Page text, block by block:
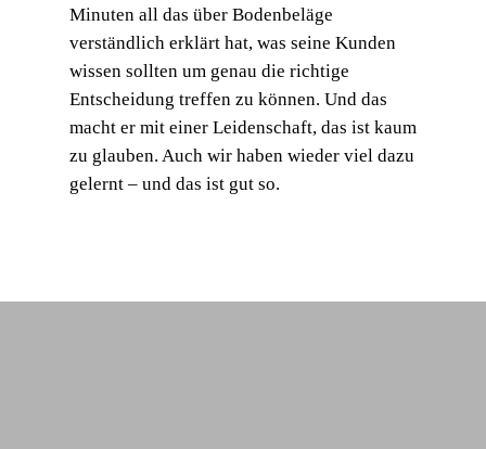
Minuten all das über Bodenbeläge
verständlich erklärt hat, was seine Kunden
wissen sollten um genau die richtige
Entscheidung treffen zu können. Und das
macht er mit einer Leidenschaft, das ist kaum
zu glauben. Auch wir haben wieder viel dazu
gelernt – und das ist gut so.